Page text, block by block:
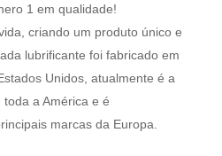
1 em qualidade!
criando um produto único e
lubrificante foi fabricado em
Unidos, atualmente é a
a América e é
marcas da Europa.